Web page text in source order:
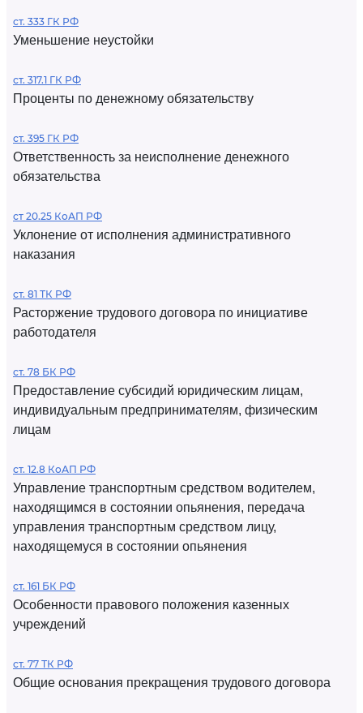
ст. 333 ГК РФ
Уменьшение неустойки
ст. 317.1 ГК РФ
Проценты по денежному обязательству
ст. 395 ГК РФ
Ответственность за неисполнение денежного
обязательства
ст 20.25 КоАП РФ
Уклонение от исполнения административного
наказания
ст. 81 ТК РФ
Расторжение трудового договора по инициативе
работодателя
ст. 78 БК РФ
Предоставление субсидий юридическим лицам,
индивидуальным предпринимателям, физическим
лицам
ст. 12.8 КоАП РФ
Управление транспортным средством водителем,
находящимся в состоянии опьянения, передача
управления транспортным средством лицу,
находящемуся в состоянии опьянения
ст. 161 БК РФ
Особенности правового положения казенных
учреждений
ст. 77 ТК РФ
Общие основания прекращения трудового договора